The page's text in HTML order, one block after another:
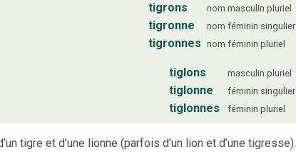
tigrons nom masculin pluriel
tigronne nom féminin singulier
tigronnes nom féminin pluriel
tiglons masculin pluriel
tiglonne féminin singulier
tiglonnes féminin pluriel
tigre et d’une lionne (parfois d’un lion et d’une tigresse).